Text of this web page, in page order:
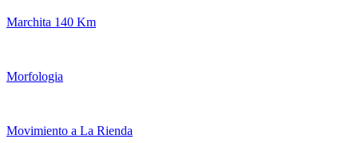
Marchita 140 Km
Morfologia
Movimiento a La Rienda